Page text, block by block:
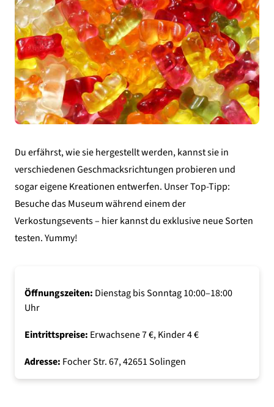
Du erfährst, wie sie hergestellt werden, kannst sie in
verschiedenen Geschmacksrichtungen probieren und
sogar eigene Kreationen entwerfen. Unser Top-Tipp:
Besuche das Museum während einem der
Verkostungsevents – hier kannst du exklusive neue Sorten
testen. Yummy!
Öffnungszeiten: Dienstag bis Sonntag 10:00–18:00
Uhr
Eintrittspreise: Erwachsene 7 €, Kinder 4 €
Adresse: Focher Str. 67, 42651 Solingen